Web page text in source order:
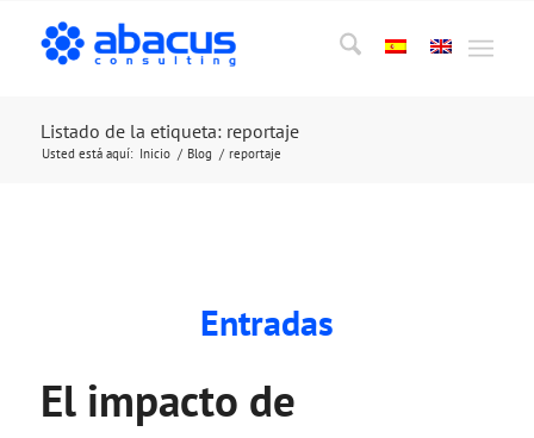
Listado de la etiqueta: reportaje
Usted está aquí: Inicio / Blog / reportaje
Entradas
El impacto de